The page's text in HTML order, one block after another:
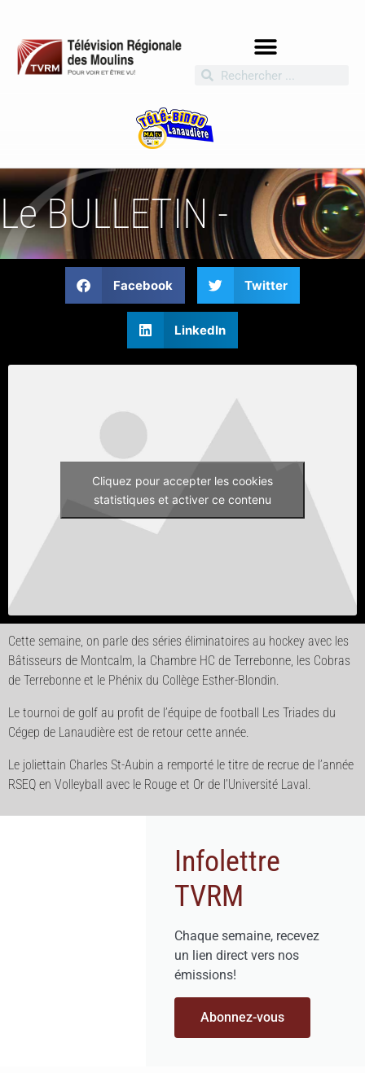
Le BULLETIN -
Facebook Twitter
LinkedIn
Cliquez pour accepter les cookies
statistiques et activer ce contenu
Cette semaine, on parle des séries éliminatoires au hockey avec les
Bâtisseurs de Montcalm, la Chambre HC de Terrebonne, les Cobras
de Terrebonne et le Phénix du Collège Esther-Blondin.
Le tournoi de golf au profit de l’équipe de football Les Triades du
Cégep de Lanaudière est de retour cette année.
Le joliettain Charles St-Aubin a remporté le titre de recrue de l’année
RSEQ en Volleyball avec le Rouge et Or de l’Université Laval.
Infolettre
TVRM
Chaque semaine, recevez
un lien direct vers nos
émissions!
Abonnez-vous